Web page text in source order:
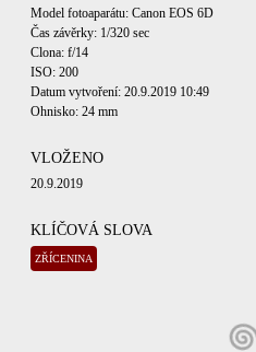
Model fotoaparátu: Canon EOS 6D
Čas závěrky: 1/320 sec
Clona: f/14
ISO: 200
Datum vytvoření: 20.9.2019 10:49
Ohnisko: 24 mm
VLOŽENO
20.9.2019
KLÍČOVÁ SLOVA
ZŘÍCENINA